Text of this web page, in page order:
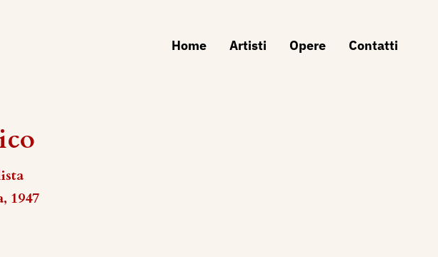
Home Artisti Opere Contatti
1947